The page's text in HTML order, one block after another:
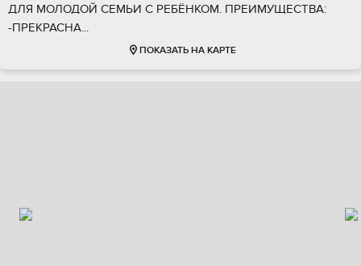
ДЛЯ МОЛОДОЙ СЕМЬИ С РЕБЁНКОМ. ПРЕИМУЩЕСТВА:
-ПРЕКРАСНА...
ПОКАЗАТЬ НА КАРТЕ